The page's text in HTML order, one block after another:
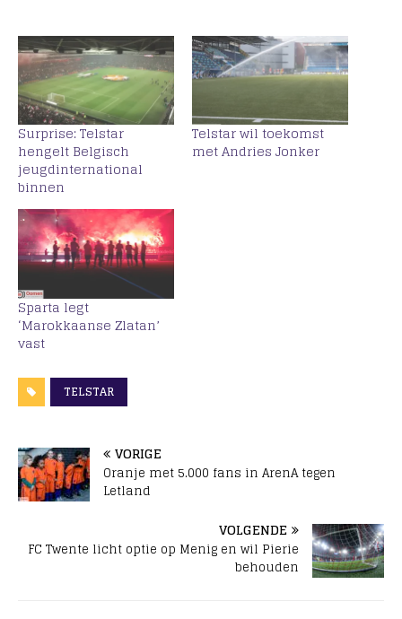
Surprise: Telstar
hengelt Belgisch
jeugdinternational
binnen
Telstar wil toekomst
met Andries Jonker
Sparta legt
‘Marokkaanse Zlatan’
vast
TELSTAR
VORIGE
Oranje met 5.000 fans in ArenA tegen
Letland
VOLGENDE
FC Twente licht optie op Menig en wil Pierie
behouden